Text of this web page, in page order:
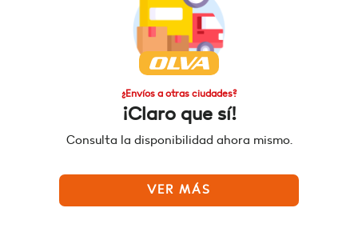
¿Envíos a otras ciudades?
¡Claro que sí!
Consulta la disponibilidad ahora mismo.
VER MÁS